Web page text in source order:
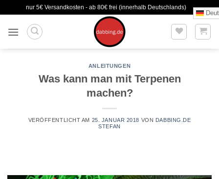
springen
nur 5€ Versandkosten - ab 80€ frei (innerhalb Deutschlands)
ANLEITUNGEN
Was kann man mit Terpenen
machen?
VERÖFFENTLICHT AM 25. JANUAR 2018 VON DABBING.DE
STEFAN